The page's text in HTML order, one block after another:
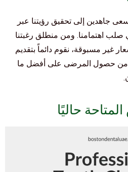
جاهدين إلى تحقيق رؤيتنا عبر
صلب اهتمامنا. ومن منطلق رغبتنا
غير مسبوقة، نقوم دائماً بتقديم
من حصول المرضى على أفضل ما
حاليًا